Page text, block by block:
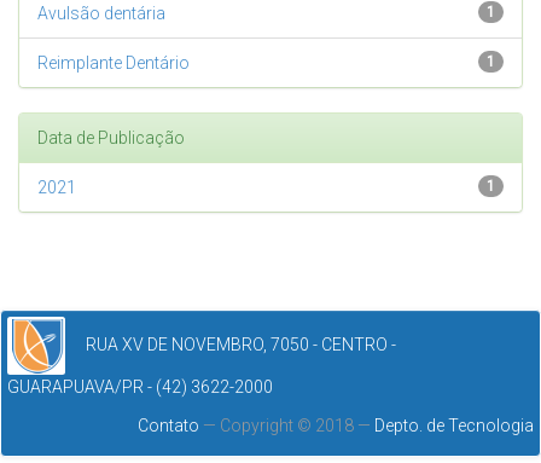
1
Avulsão dentária
1
Reimplante Dentário
Data de Publicação
1
2021
RUA XV DE NOVEMBRO, 7050 - CENTRO -
GUARAPUAVA/PR - (42) 3622-2000
Contato — Copyright © 2018 — Depto. de Tecnologia